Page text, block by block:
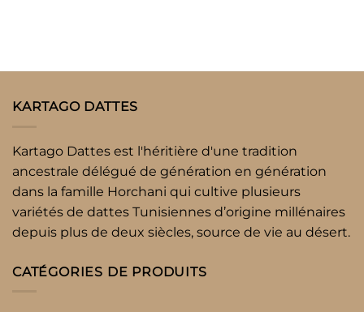
KARTAGO DATTES
Kartago Dattes est l'héritière d'une tradition
ancestrale délégué de génération en génération
dans la famille Horchani qui cultive plusieurs
variétés de dattes Tunisiennes d’origine millénaires
depuis plus de deux siècles, source de vie au désert.
CATÉGORIES DE PRODUITS